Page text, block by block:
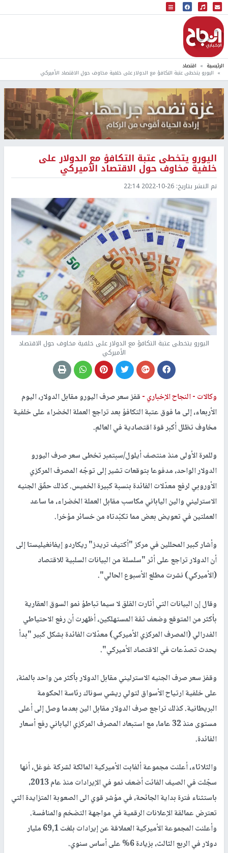
البث المباشر
إذاعة النجاح
الرئيسية اقتصاد
اليورو يتخطى عتبة التكافؤ مع الدولار على خلفية مخاوف حول الاقتصاد الأميركي
اليورو يتخطى عتبة التكافؤ مع الدولار على
خلفية مخاوف حول الاقتصاد الأميركي
تم النشر بتاريخ: 2022-10-26 22:14
اليورو يتخطى عتبة التكافؤ مع الدولار على خلفية مخاوف حول الاقتصاد
الأميركي
وكالات -النجاح الإخباري -قفز سعر صرف اليورو مقابل الدولار، اليوم
الأربعاء، إلى ما فوق عتبة التكافؤ بعد تراجع العملة الخضراء على خلفية
مخاوف تظلل أكبر قوة اقتصادية في العالم.
وللمرة الأولى منذ منتصف أيلول/سبتمبر تخطى سعر صرف اليورو
الدولار الواحد، مدفوعا بتوقعات تشير إلى توجّه المصرف المركزي
الأوروبي لرفع معدّلات الفائدة بنسبة كبيرة الخميس. كذلك حقّق الجنيه
الاسترليني والين الياباني مكاسب مقابل العملة الخضراء، ما ساعد
العملتين في تعويض بعض مما تكبّدتاه من خسائر مؤخرا.
وأشار كبير المحللين في مركز "أكتيف تريدز" ريكاردو إيفانغيليستا إلى
أن الدولار تراجع على أثر "سلسلة من البيانات السلبية للاقتصاد
(الأميركي) نشرت مطلع الأسبوع الحالي".
وقال إن البيانات التي أثارت القلق لا سيما تباطؤ نمو السوق العقارية
بأكثر من المتوقع وضعف ثقة المستهلكين، أظهرت أن رفع الاحتياطي
الفدرالي (المصرف المركزي الأميركي) معدّلات الفائدة بشكل كبير "بدأ
يحدث تصدّعات في الاقتصاد الأميركي".
وقفز سعر صرف الجنيه الاسترليني مقابل الدولار بأكثر من واحد بالمئة،
على خلفية ارتياح الأسواق لتولي ريشي سوناك رئاسة الحكومة
البريطانية. كذلك تراجع صرف الدولار مقابل الين بعدما وصل إلى أعلى
مستوى منذ 32 عاما، مع استبعاد المصرف المركزي الياباني رفع أسعار
الفائدة.
والثلاثاء، أعلنت مجموعة ألفابت الأميركية المالكة لشركة غوغل، أنها
سجّلت في الصيف الفائت أضعف نمو في الإيرادات منذ عام 2013،
باستثناء فترة بداية الجائحة، في مؤشر قوي الى الصعوبة المتزايدة التي
تعترض عمالقة الإعلانات الرقمية في مواجهة التضخم والمنافسة.
وأعلنت المجموعة الأميركية العملاقة عن إيرادات بلغت 69,1 مليار
دولار في الربع الثالث، بزيادة 6% على أساس سنوي.